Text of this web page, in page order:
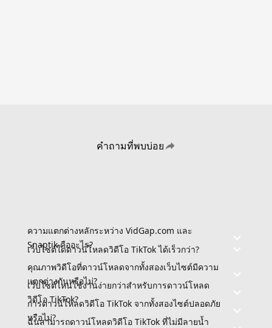
คำถามที่พบบ่อย
ความแตกต่างหลักระหว่าง VidGap.com และ
Snaptik คืออะไร?
เว็บไซต์ใดดาวน์โหลดวิดีโอ TikTok ได้เร็วกว่า?
คุณภาพวิดีโอที่ดาวน์โหลดจากทั้งสองเว็บไซต์มีความ
แตกต่างกันหรือไม่?
เว็บไซต์ไหนใช้งานง่ายกว่าสำหรับการดาวน์โหลด
วิดีโอ TikTok?
การดาวน์โหลดวิดีโอ TikTok จากทั้งสองไซต์ปลอดภัย
หรือไม่?
ฉันสามารถดาวน์โหลดวิดีโอ TikTok ที่ไม่มีลายน้ำ